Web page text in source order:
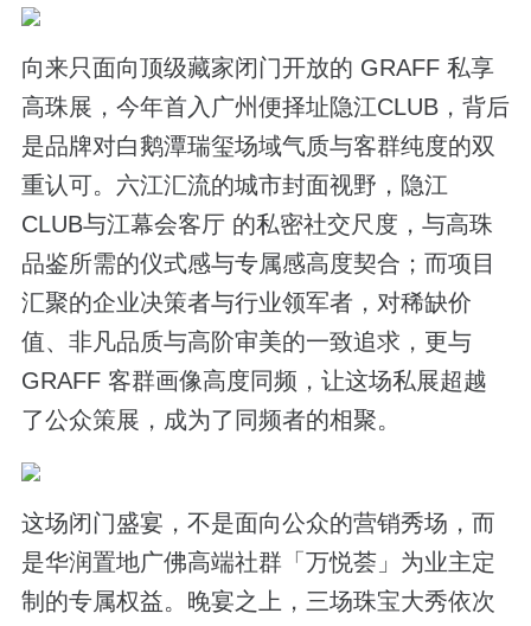
向来只面向顶级藏家闭门开放的 GRAFF 私享
高珠展，今年首入广州便择址隐江CLUB，背后
是品牌对白鹅潭瑞玺场域气质与客群纯度的双
重认可。六江汇流的城市封面视野，隐江
CLUB与江幕会客厅 的私密社交尺度，与高珠
品鉴所需的仪式感与专属感高度契合；而项目
汇聚的企业决策者与行业领军者，对稀缺价
值、非凡品质与高阶审美的一致追求，更与
GRAFF 客群画像高度同频，让这场私展超越
了公众策展，成为了同频者的相聚。
这场闭门盛宴，不是面向公众的营销秀场，而
是华润置地广佛高端社群「万悦荟」为业主定
制的专属权益。晚宴之上，三场珠宝大秀依次